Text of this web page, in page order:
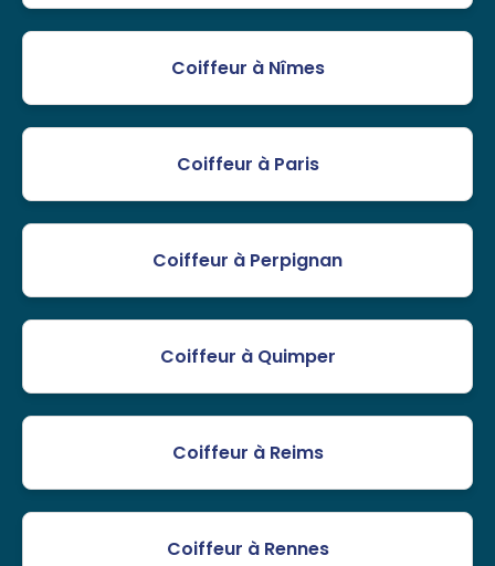
Coiffeur à Nîmes
Coiffeur à Paris
Coiffeur à Perpignan
Coiffeur à Quimper
Coiffeur à Reims
Coiffeur à Rennes